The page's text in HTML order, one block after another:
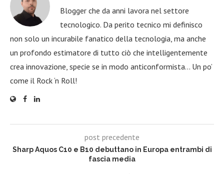
Blogger che da anni lavora nel settore
tecnologico. Da perito tecnico mi definisco
non solo un incurabile fanatico della tecnologia, ma anche
un profondo estimatore di tutto ciò che intelligentemente
crea innovazione, specie se in modo anticonformista… Un po’
come il Rock ‘n Roll!
post precedente
Sharp Aquos C10 e B10 debuttano in Europa entrambi di
fascia media